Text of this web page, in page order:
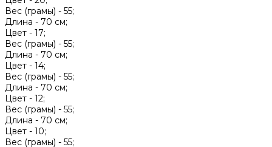
Вес (грамы) - 55;
Длина - 70 см;
Цвет - 17;
Вес (грамы) - 55;
Длина - 70 см;
Цвет - 14;
Вес (грамы) - 55;
Длина - 70 см;
Цвет - 12;
Вес (грамы) - 55;
Длина - 70 см;
Цвет - 10;
Вес (грамы) - 55;